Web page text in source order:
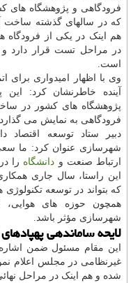
فرودگاهی و پژوهشگاه های
که در سالهای گذشته ساخت
هم اینک در یکی از فرودگاه
در مراحل تست قرار دارد و
است.
وی با اظهار امیدواری برای
آینده خاطرنشان کرد:
پژوهشگاه های کشور در
فرودگاهی به نمایش می گذارد.
دبیر ستاد توسعه اقتصاد
شهرسازی عنوان کرد: ما سعی
ارتباط صنعت و دانشگاه را
این راستا، سال جاری
که بتواند در توسعه
همچون حوزه های هوایی،
شهرسازی مؤثر باشد.
لایحه ساماندهی
این مقام مسئول ضمن اشاره
غیرنظامی در مجلس اعلام
شده و هم اینک در مراحل